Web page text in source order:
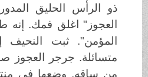
ذو الرأس الحليق المدور
العجوز" اغلق فمك. إنه
المؤمن". ثبت النحيف
متسائلة. جرجر العجوز
من ساقه. وضعها في